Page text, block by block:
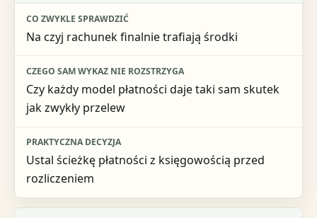
Na czyj rachunek finalnie trafiają środki
Czy każdy model płatności daje taki sam skutek
jak zwykły przelew
Ustal ścieżkę płatności z księgowością przed
rozliczeniem